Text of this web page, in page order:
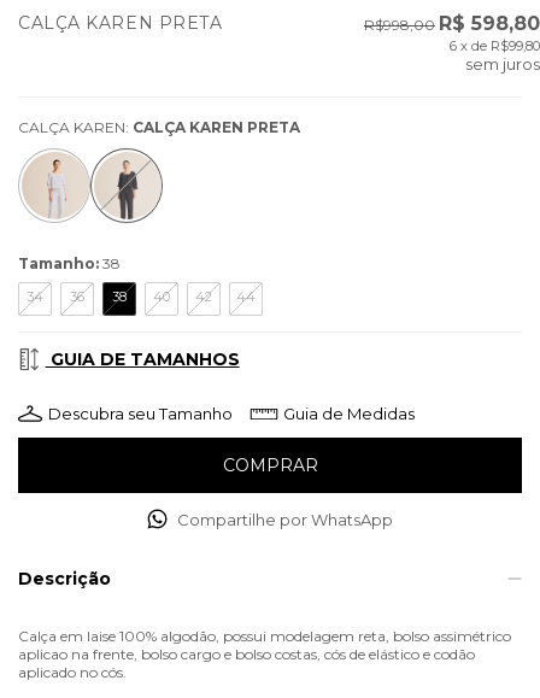
CALÇA KAREN PRETA R$998,00 R$ 598,80
6 x de R$99,80
sem juros
CALÇA KAREN: CALÇA KAREN PRETA
Tamanho: 38
34 36 38 40 42 44
GUIA DE TAMANHOS
Descubra seu Tamanho Guia de Medidas
Compartilhe por WhatsApp
Descrição
Calça em laise 100% algodão, possui modelagem reta, bolso assimétrico
aplicao na frente, bolso cargo e bolso costas, cós de elástico e codão
aplicado no cós.